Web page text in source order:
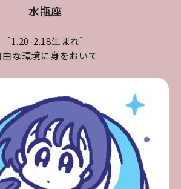
水瓶座
［1.20-2.18生まれ］
由な環境に身をおいて